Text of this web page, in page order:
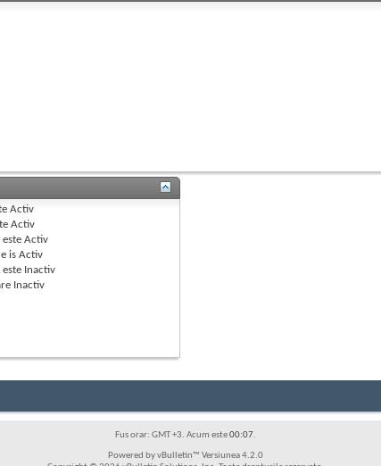
Activ
Activ
esteActiv
isActiv
este Inactiv
Inactiv
Fus orar: GMT +3. Acum este00:07.
Powered by vBulletin™ Versiunea 4.2.0